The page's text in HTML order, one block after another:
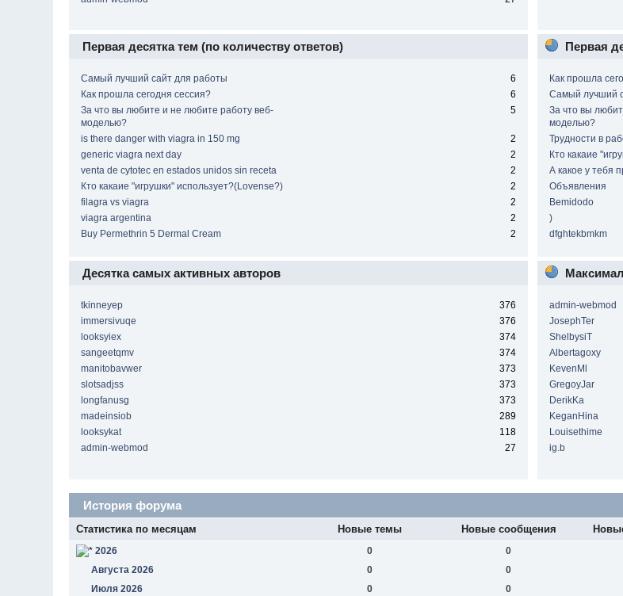
Первая десятка тем (по количеству ответов)
Самый лучший сайт для работы
6
Как прошла сегодня сессия?
6
За что вы любите и не любите работу веб-
моделью?
5
is there danger with viagra in 150 mg
2
generic viagra next day
2
venta de cytotec en estados unidos sin receta
2
Кто какаие "игрушки" использует?(Lovense?)
2
filagra vs viagra
2
viagra argentina
2
Buy Permethrin 5 Dermal Cream
2
Первая
Как прошла
Самый лучший
За что вы
моделью?
Трудности в
Кто какаие
А какое у тебя
Объявления
Bemidodo
)
dfghtekbmkm
Десятка самых активных авторов
tkinneyep
376
immersivuqe
376
looksyiex
374
sangeetqmv
374
manitobavwer
373
slotsadjss
373
longfanusg
373
madeinsiob
289
looksykat
118
admin-webmod
27
admin-webmod
JosephTer
ShelbysiT
Albertagoxy
KevenMl
GregoyJar
DerikKa
KeganHina
Louisethime
ig.b
История форума
Статистика по месяцам Новые темы Новые сообщения
2026 0 0
Августа 2026
0 0
Июля 2026
0 0